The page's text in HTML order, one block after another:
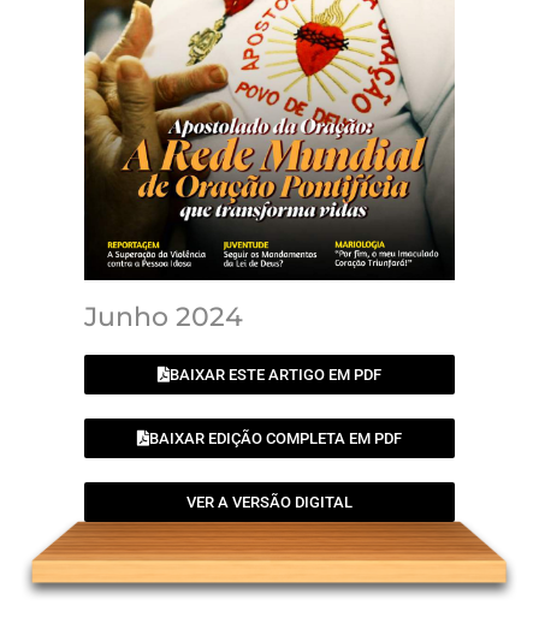
Junho 2024
BAIXAR ESTE ARTIGO EM PDF
BAIXAR EDIÇÃO COMPLETA EM PDF
VER A VERSÃO DIGITAL